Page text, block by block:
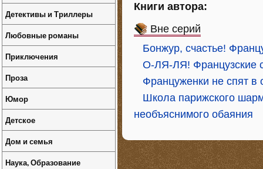
Книги автора:
Вне серий
Бонжур, счастье!
О-ЛЯ-ЛЯ! Французские
Француженки не спят в
Школа парижского
необъяснимого обаяния
Детективы и Триллеры
Любовные романы
Приключения
Проза
Юмор
Детское
Дом и семья
Наука, Образование